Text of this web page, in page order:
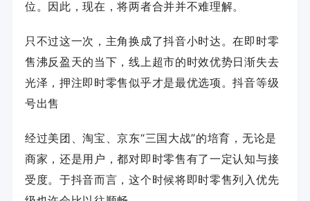
位。因此，现在，将两者合并并不难理解。
只不过这一次，主角换成了抖音小时达。在即时零
售沸反盈天的当下，线上超市的时效优势日渐失去
光泽，押注即时零售似乎才是最优选项。抖音等级
号出售
经过美团、淘宝、京东“三国大战”的培育，无论是
商家，还是用户，都对即时零售有了一定认知与接
受度。于抖音而言，这个时候将即时零售列入优先